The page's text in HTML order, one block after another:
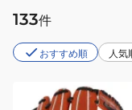
133件
おすすめ順 人気